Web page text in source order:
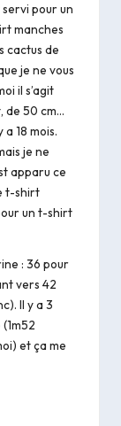
pour un
manches
cactus de
je ne vous
il s’agit
de 50 cm…
18 mois.
je ne
apparu ce
t-shirt
un t-shirt
: 36 pour
vers 42
Il y a 3
et ça me